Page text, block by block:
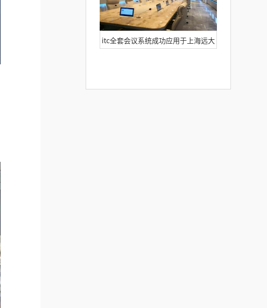
itc全套会议系统成功应用于上海远大